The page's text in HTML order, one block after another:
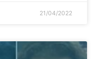
21/04/2022